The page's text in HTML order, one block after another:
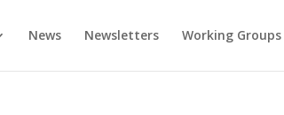
News Newsletters Working Groups